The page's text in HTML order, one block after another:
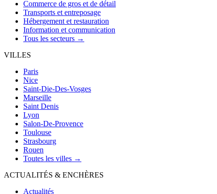
Commerce de gros et de détail
Transports et entreposage
Hébergement et restauration
Information et communication
Tous les secteurs →
VILLES
Paris
Nice
Saint-Die-Des-Vosges
Marseille
Saint Denis
Lyon
Salon-De-Provence
Toulouse
Strasbourg
Rouen
Toutes les villes →
ACTUALITÉS & ENCHÈRES
Actualités